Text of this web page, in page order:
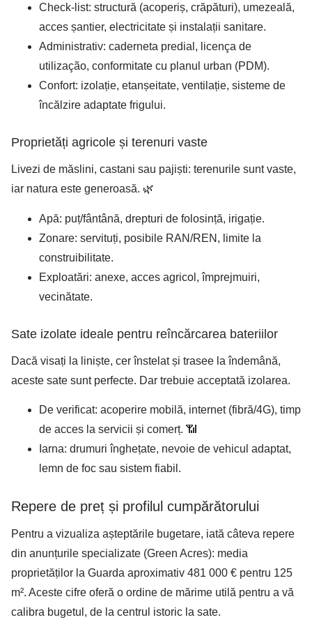
Check-list: structură (acoperiș, crăpături), umezeală,
acces șantier, electricitate și instalații sanitare.
Administrativ: caderneta predial, licença de
utilização, conformitate cu planul urban (PDM).
Confort: izolație, etanșeitate, ventilație, sisteme de
încălzire adaptate frigului.
Proprietăți agricole și terenuri vaste
Livezi de măslini, castani sau pajiști: terenurile sunt vaste,
iar natura este generoasă. 🌿
Apă: puț/fântână, drepturi de folosință, irigație.
Zonare: servituți, posibile RAN/REN, limite la
construibilitate.
Exploatări: anexe, acces agricol, împrejmuiri,
vecinătate.
Sate izolate ideale pentru reîncărcarea bateriilor
Dacă visați la liniște, cer înstelat și trasee la îndemână,
aceste sate sunt perfecte. Dar trebuie acceptată izolarea.
De verificat: acoperire mobilă, internet (fibră/4G), timp
de acces la servicii și comerț. 📶
Iarna: drumuri înghețate, nevoie de vehicul adaptat,
lemn de foc sau sistem fiabil.
Repere de preț și profilul cumpărătorului
Pentru a vizualiza așteptările bugetare, iată câteva repere
din anunțurile specializate (Green Acres): media
proprietăților la Guarda aproximativ 481 000 € pentru 125
m². Aceste cifre oferă o ordine de mărime utilă pentru a vă
calibra bugetul, de la centrul istoric la sate.